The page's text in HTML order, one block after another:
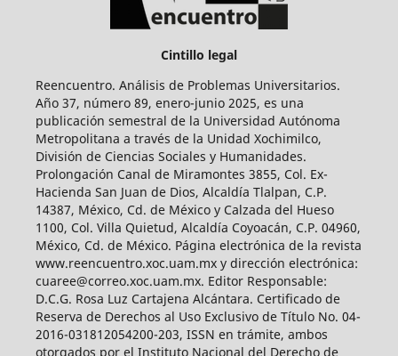
Cintillo legal
Reencuentro. Análisis de Problemas Universitarios.
Año 37, número 89, enero-junio 2025, es una
publicación semestral de la Universidad Autónoma
Metropolitana a través de la Unidad Xochimilco,
División de Ciencias Sociales y Humanidades.
Prolongación Canal de Miramontes 3855, Col. Ex-
Hacienda San Juan de Dios, Alcaldía Tlalpan, C.P.
14387, México, Cd. de México y Calzada del Hueso
1100, Col. Villa Quietud, Alcaldía Coyoacán, C.P. 04960,
México, Cd. de México. Página electrónica de la revista
www.reencuentro.xoc.uam.mx y dirección electrónica:
cuaree@correo.xoc.uam.mx. Editor Responsable:
D.C.G. Rosa Luz Cartajena Alcántara. Certificado de
Reserva de Derechos al Uso Exclusivo de Título No. 04-
2016-031812054200-203, ISSN en trámite, ambos
otorgados por el Instituto Nacional del Derecho de